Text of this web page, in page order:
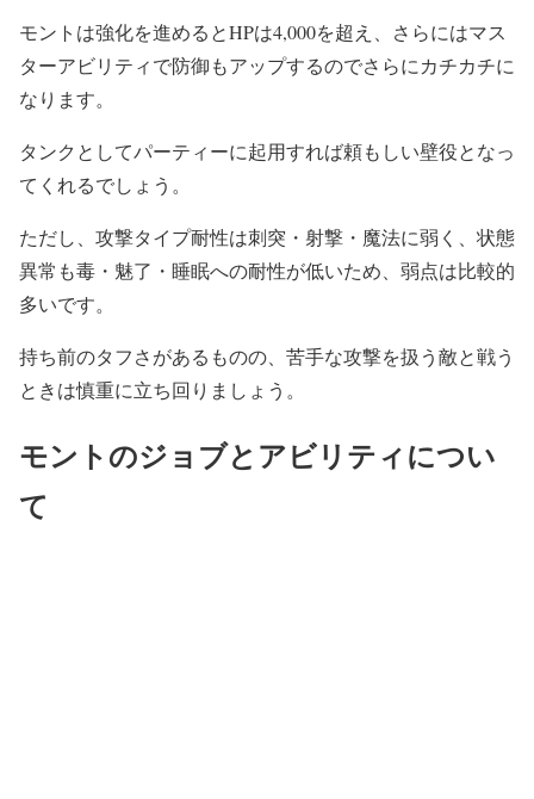
モントは強化を進めるとHPは4,000を超え、さらにはマス
ターアビリティで防御もアップするのでさらにカチカチに
なります。
タンクとしてパーティーに起用すれば頼もしい壁役となっ
てくれるでしょう。
ただし、攻撃タイプ耐性は刺突・射撃・魔法に弱く、状態
異常も毒・魅了・睡眠への耐性が低いため、弱点は比較的
多いです。
持ち前のタフさがあるものの、苦手な攻撃を扱う敵と戦う
ときは慎重に立ち回りましょう。
モントのジョブとアビリティについ
て